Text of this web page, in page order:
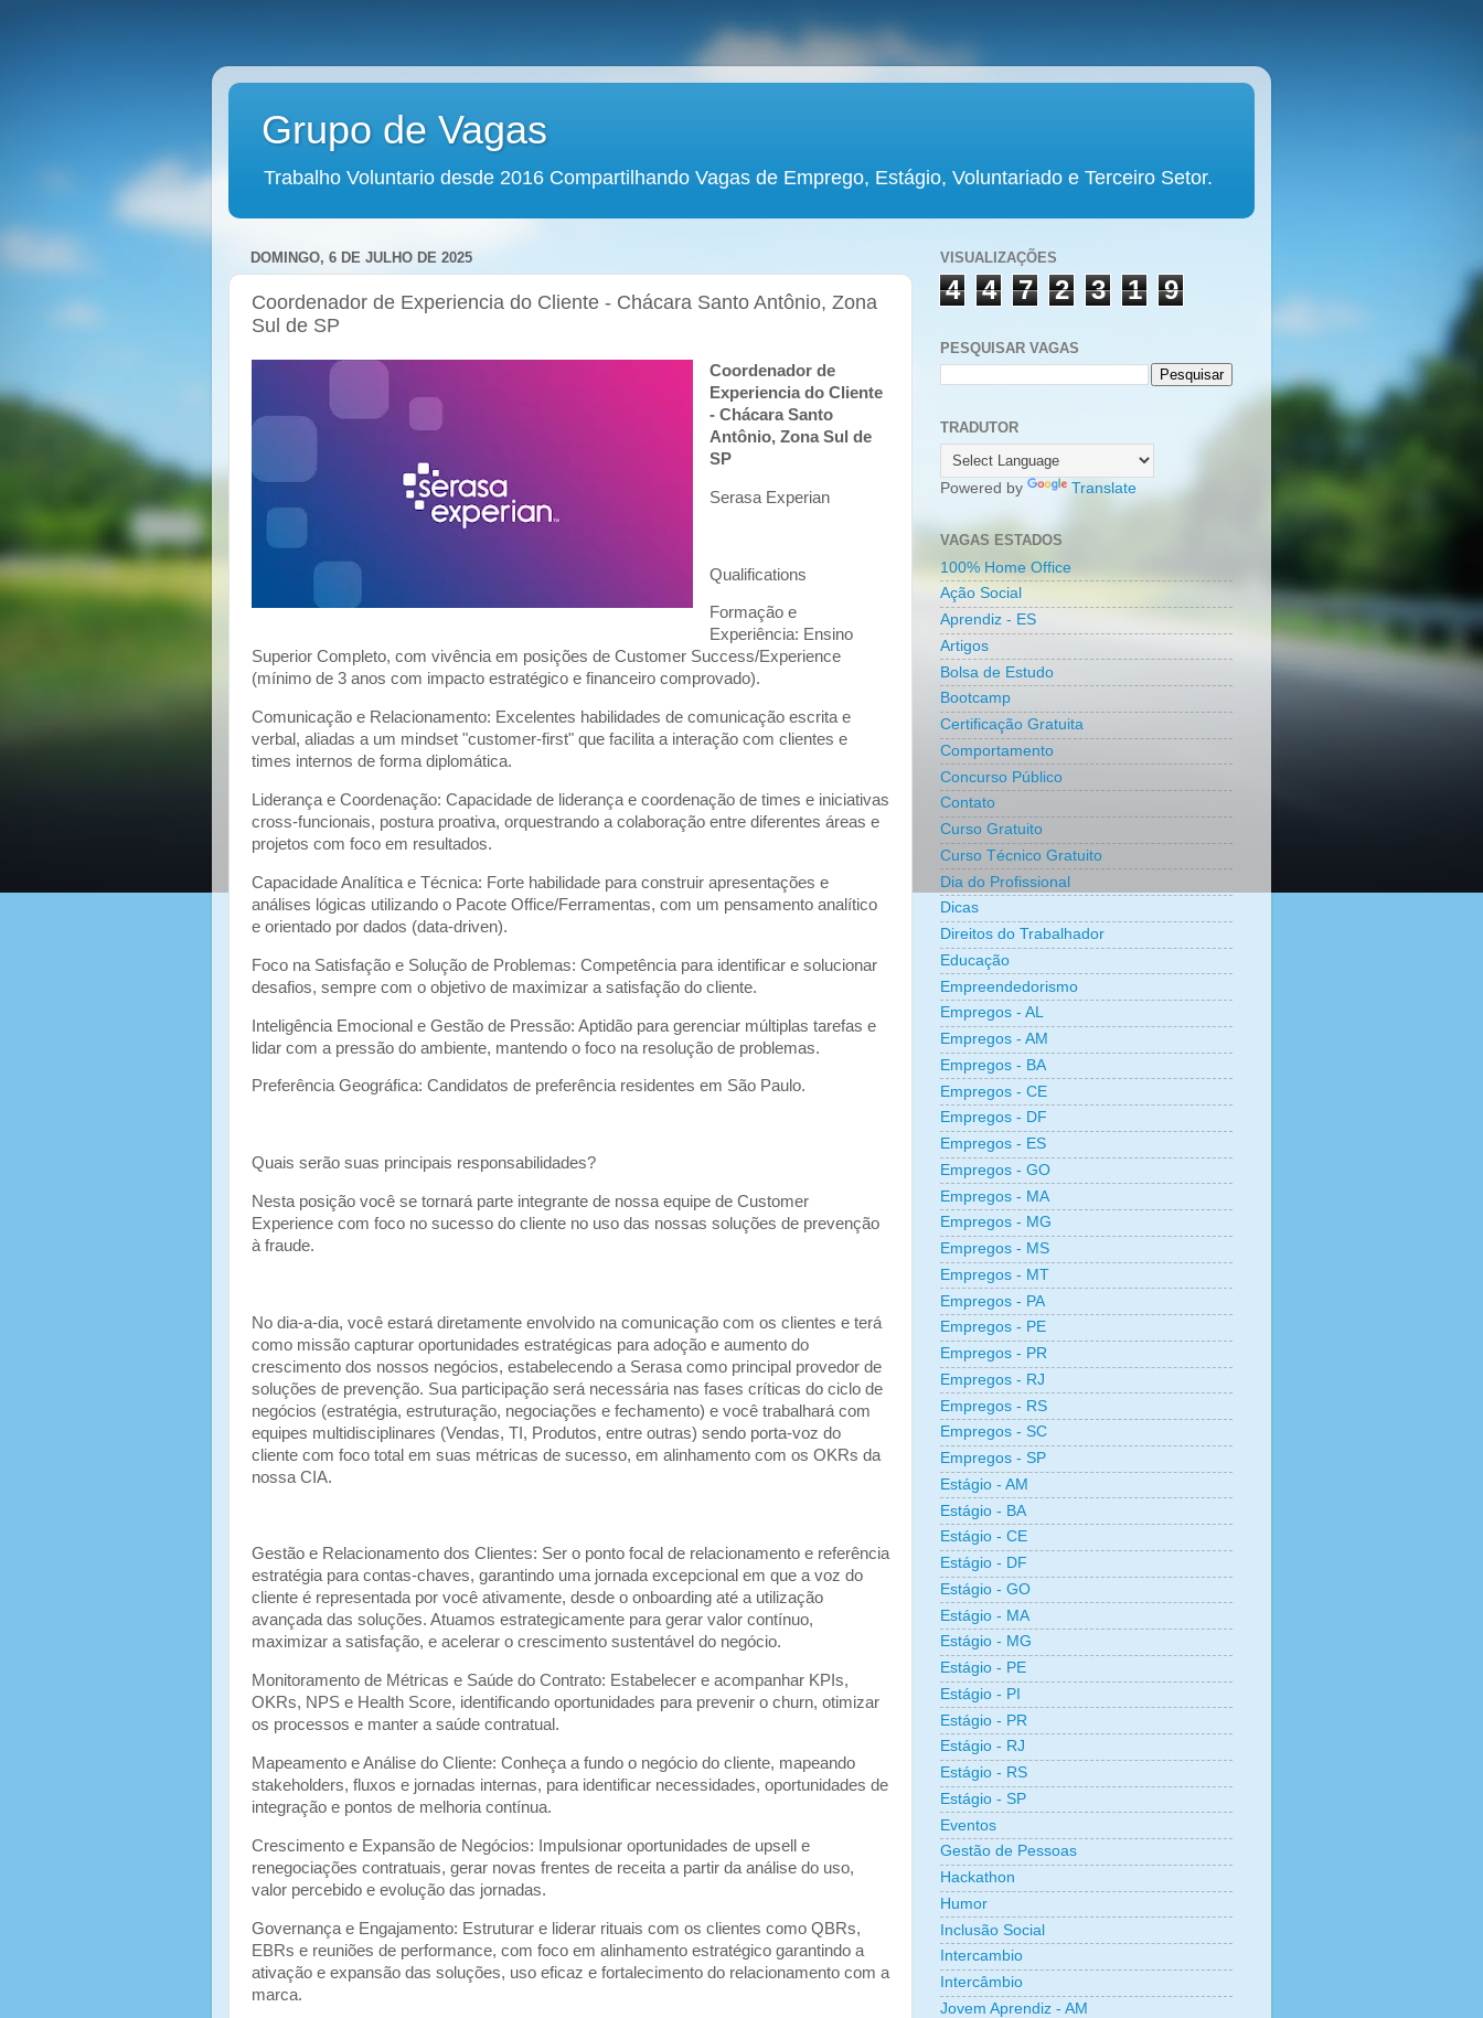
Grupo de Vagas
Trabalho Voluntario desde 2016 Compartilhando Vagas de Emprego, Estágio, Voluntariado e Terceiro Setor.
DOMINGO, 6 DE JULHO DE 2025
Coordenador de Experiencia do Cliente - Chácara Santo Antônio, Zona
Sul de SP
Coordenador de
Experiencia do Cliente
- Chácara Santo
Antônio, Zona Sul de
SP
Serasa Experian
Qualifications
Formação e
Experiência: Ensino
Superior Completo, com vivência em posições de Customer Success/Experience
(mínimo de 3 anos com impacto estratégico e financeiro comprovado).
Comunicação e Relacionamento: Excelentes habilidades de comunicação escrita e
verbal, aliadas a um mindset "customer-first" que facilita a interação com clientes e
times internos de forma diplomática.
Liderança e Coordenação: Capacidade de liderança e coordenação de times e iniciativas
cross-funcionais, postura proativa, orquestrando a colaboração entre diferentes áreas e
projetos com foco em resultados.
Capacidade Analítica e Técnica: Forte habilidade para construir apresentações e
análises lógicas utilizando o Pacote Office/Ferramentas, com um pensamento analítico
e orientado por dados (data-driven).
Foco na Satisfação e Solução de Problemas: Competência para identificar e solucionar
desafios, sempre com o objetivo de maximizar a satisfação do cliente.
Inteligência Emocional e Gestão de Pressão: Aptidão para gerenciar múltiplas tarefas e
lidar com a pressão do ambiente, mantendo o foco na resolução de problemas.
Preferência Geográfica: Candidatos de preferência residentes em São Paulo.
Quais serão suas principais responsabilidades?
Nesta posição você se tornará parte integrante de nossa equipe de Customer
Experience com foco no sucesso do cliente no uso das nossas soluções de prevenção
à fraude.
No dia-a-dia, você estará diretamente envolvido na comunicação com os clientes e terá
como missão capturar oportunidades estratégicas para adoção e aumento do
crescimento dos nossos negócios, estabelecendo a Serasa como principal provedor de
soluções de prevenção. Sua participação será necessária nas fases críticas do ciclo de
negócios (estratégia, estruturação, negociações e fechamento) e você trabalhará com
equipes multidisciplinares (Vendas, TI, Produtos, entre outras) sendo porta-voz do
cliente com foco total em suas métricas de sucesso, em alinhamento com os OKRs da
nossa CIA.
Gestão e Relacionamento dos Clientes: Ser o ponto focal de relacionamento e referência
estratégia para contas-chaves, garantindo uma jornada excepcional em que a voz do
cliente é representada por você ativamente, desde o onboarding até a utilização
avançada das soluções. Atuamos estrategicamente para gerar valor contínuo,
maximizar a satisfação, e acelerar o crescimento sustentável do negócio.
Monitoramento de Métricas e Saúde do Contrato: Estabelecer e acompanhar KPIs,
OKRs, NPS e Health Score, identificando oportunidades para prevenir o churn, otimizar
os processos e manter a saúde contratual.
Mapeamento e Análise do Cliente: Conheça a fundo o negócio do cliente, mapeando
stakeholders, fluxos e jornadas internas, para identificar necessidades, oportunidades de
integração e pontos de melhoria contínua.
Crescimento e Expansão de Negócios: Impulsionar oportunidades de upsell e
renegociações contratuais, gerar novas frentes de receita a partir da análise do uso,
valor percebido e evolução das jornadas.
Governança e Engajamento: Estruturar e liderar rituais com os clientes como QBRs,
EBRs e reuniões de performance, com foco em alinhamento estratégico garantindo a
ativação e expansão das soluções, uso eficaz e fortalecimento do relacionamento com a
marca.
VISUALIZAÇÕES
4 4 7 2 3 1 9
PESQUISAR VAGAS
TRADUTOR
Powered by Translate
VAGAS ESTADOS
100% Home Office
Ação Social
Aprendiz - ES
Artigos
Bolsa de Estudo
Bootcamp
Certificação Gratuita
Comportamento
Concurso Público
Contato
Curso Gratuito
Curso Técnico Gratuito
Dia do Profissional
Dicas
Direitos do Trabalhador
Educação
Empreendedorismo
Empregos - AL
Empregos - AM
Empregos - BA
Empregos - CE
Empregos - DF
Empregos - ES
Empregos - GO
Empregos - MA
Empregos - MG
Empregos - MS
Empregos - MT
Empregos - PA
Empregos - PE
Empregos - PR
Empregos - RJ
Empregos - RS
Empregos - SC
Empregos - SP
Estágio - AM
Estágio - BA
Estágio - CE
Estágio - DF
Estágio - GO
Estágio - MA
Estágio - MG
Estágio - PE
Estágio - PI
Estágio - PR
Estágio - RJ
Estágio - RS
Estágio - SP
Eventos
Gestão de Pessoas
Hackathon
Humor
Inclusão Social
Intercambio
Intercâmbio
Jovem Aprendiz - AM